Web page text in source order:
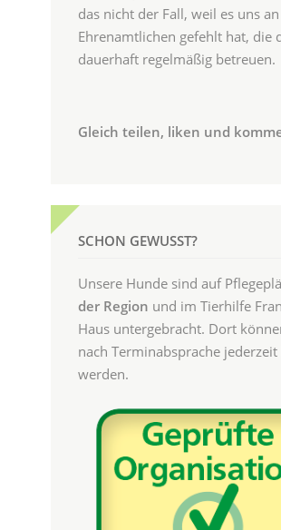
das nicht der Fall, weil es uns an
Ehrenamtlichen gefehlt hat, die
dauerhaft regelmäßig betreuen.
Gleich teilen, liken und
SCHON GEWUSST?
Unsere Hunde sind auf
der Region und im Tierhilfe
Haus untergebracht. Dort
nach Terminabsprache
werden.